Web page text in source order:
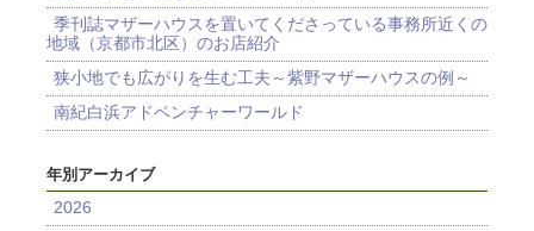
季刊誌マザーハウスを置いてくださっている事務所近くの
地域（京都市北区）のお店紹介
狭小地でも広がりを生む工夫～紫野マザーハウスの例～
南紀白浜アドベンチャーワールド
年別アーカイブ
2026